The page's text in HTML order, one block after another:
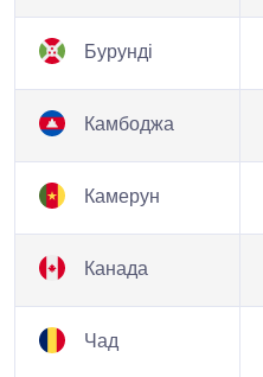
Бурунді
Камбоджа
Камерун
Канада
Чад